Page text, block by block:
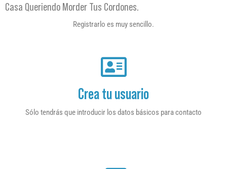
Casa Queriendo Morder Tus Cordones.
Registrarlo es muy sencillo.
Crea tu usuario
Sólo tendrás que introducir los datos básicos para contacto